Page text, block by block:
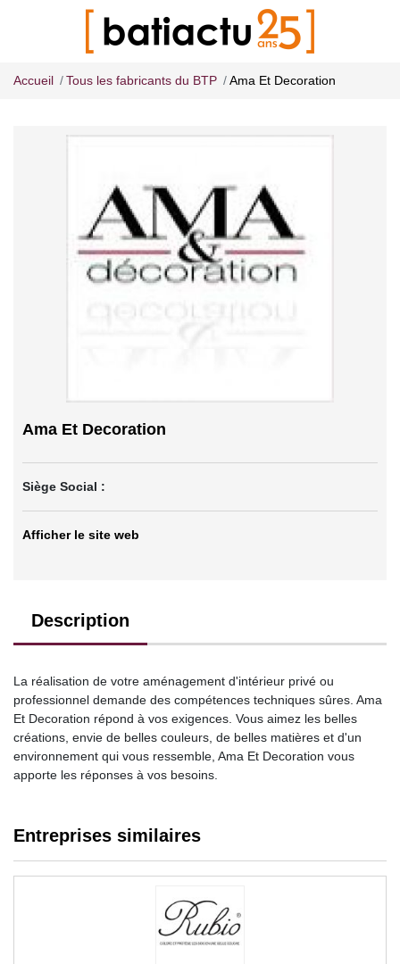
Accueil Tous les fabricants du BTP Ama Et Decoration
Ama Et Decoration
Siège Social :
Afficher le site web
Description
La réalisation de votre aménagement d'intérieur privé ou
professionnel demande des compétences techniques sûres. Ama
Et Decoration répond à vos exigences. Vous aimez les belles
créations, envie de belles couleurs, de belles matières et d'un
environnement qui vous ressemble, Ama Et Decoration vous
apporte les réponses à vos besoins.
Entreprises similaires